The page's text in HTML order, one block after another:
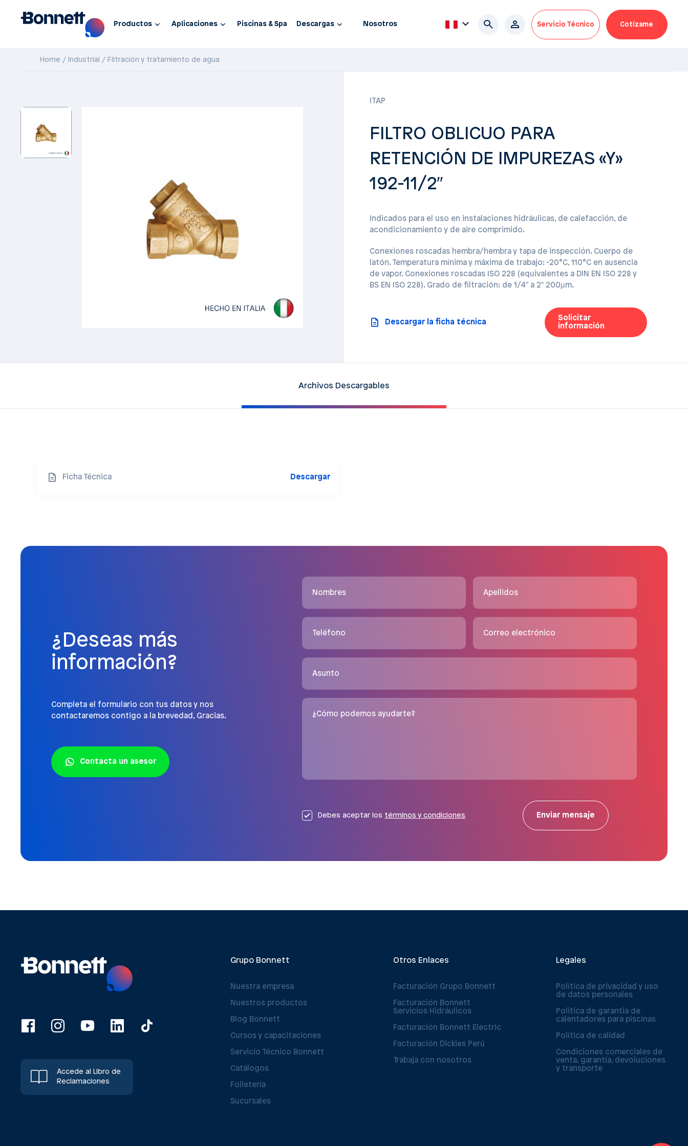
Productos Aplicaciones Piscinas & Spa Descargas Nosotros Servicio Técnico Cotízame
Home Industrial Filtración y tratamiento de agua
ITAP
FILTRO OBLICUO PARA
RETENCIÓN DE IMPUREZAS «Y»
192-11/2″
Indicados para el uso en instalaciones hidráulicas, de calefacción, de
acondicionamiento y de aire comprimido.
Conexiones roscadas hembra/hembra y tapa de inspección. Cuerpo de
latón. Temperatura mínima y máxima de trabajo: -20°C, 110°C en ausencia
de vapor. Conexiones roscadas ISO 228 (equivalentes a DIN EN ISO 228 y
BS EN ISO 228). Grado de filtración: de 1/4″ a 2″ 200µm.
Descargar la ficha técnica
Solicitar
información
Archivos Descargables
Ficha Técnica Descargar
¿Deseas más
información?
Completa el formulario con tus datos y nos
contactaremos contigo a la brevedad, Gracias.
Contacta un asesor
Nombres Apellidos
Teléfono Correo electrónico
Asunto
¿Cómo podemos ayudarte?
Debes aceptar los términos y condiciones Enviar mensaje
Accede al Libro de
Reclamaciones
Grupo Bonnett
Nuestra empresa
Nuestros productos
Blog Bonnett
Cursos y capacitaciones
Servicio Técnico Bonnett
Catálogos
Folletería
Sucursales
Otros Enlaces
Facturación Grupo Bonnett
Facturación Bonnett
Servicios Hidráulicos
Facturación Bonnett Electric
Facturación Dickies Perú
Trabaja con nosotros
Legales
Política de privacidad y uso
de datos personales
Politica de garantia de
calentadores para piscinas
Política de calidad
Condiciones comerciales de
venta, garantía, devoluciones
y transporte